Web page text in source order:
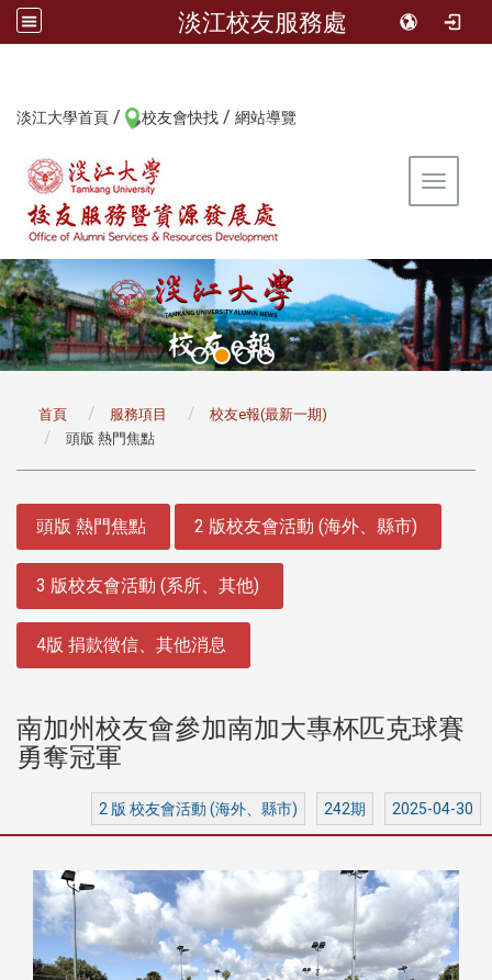
淡江校友服務處
淡江大學首頁 / 校友會快找 / 網站導覽
Toggle
首頁 服務項目
校友e報(最新一期)
頭版 熱門焦點
頭版 熱門焦點 2 版校友會活動 (海外、縣市)
3 版校友會活動 (系所、其他)
4版 捐款徵信、其他消息
南加州校友會參加南加大專杯匹克球賽
勇奪冠軍
2 版 校友會活動 (海外、縣市) 242期 2025-04-30